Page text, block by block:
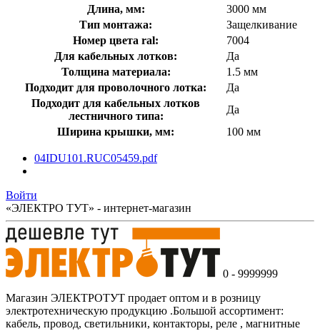
Длина, мм:
3000 мм
Тип монтажа:
Защелкивание
Номер цвета ral:
7004
Для кабельных лотков:
Да
Толщина материала:
1.5 мм
Подходит для проволочного лотка:
Да
Подходит для кабельных лотков
лестничного типа:
Да
Ширина крышки, мм:
100 мм
04IDU101.RUС05459.pdf
Войти
«ЭЛЕКТРО ТУТ» - интернет-магазин
0 - 9999999
Магазин ЭЛЕКТРОТУТ продает оптом и в розницу
электротехническую продукцию .Большой ассортимент:
кабель, провод, светильники, контакторы, реле , магнитные